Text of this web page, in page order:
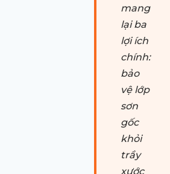
mang
lại ba
lợi ích
chính:
bảo
vệ lớp
sơn
gốc
khỏi
trầy
xước